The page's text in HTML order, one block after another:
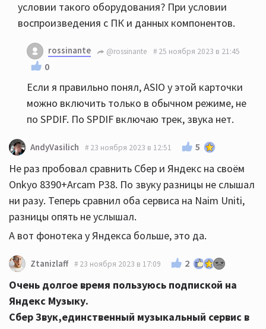
условии такого оборудования? При условии
воспроизведения с ПК и данных компонентов.
rossinante @rossinante 25 ноября 2023 в 21:45
0
Если я правильно понял, ASIO у этой карточки
можно включить только в обычном режиме, не
по SPDIF. По SPDIF включаю трек, звука нет.
AndyVasilich 23 ноября 2023 в 12:51 5
Не раз пробовал сравнить Сбер и Яндекс на своём
Onkyo 8390+Arcam P38. По звуку разницы не слышал
ни разу. Теперь сравнил оба сервиса на Naim Uniti,
разницы опять не услышал.
А вот фонотека у Яндекса больше, это да.
Ztanizlaff 23 ноября 2023 в 17:09 2
Очень долгое время пользуюсь подпиской на
Яндекс Музыку.
Сбер Звук,единственный музыкальный сервис в